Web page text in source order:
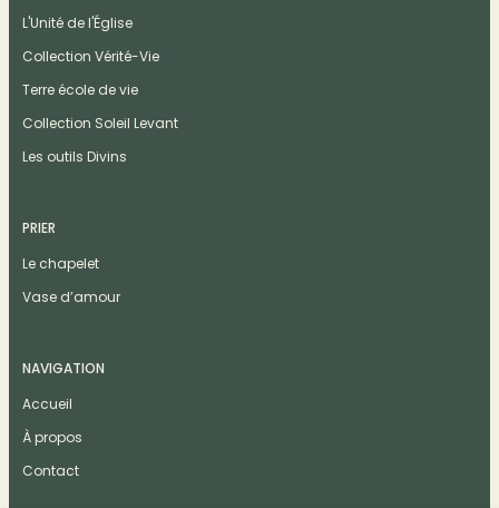
L'Unité de l'Église
Collection Vérité-Vie
Terre école de vie
Collection Soleil Levant
Les outils Divins
PRIER
Le chapelet
Vase d’amour
NAVIGATION
Accueil
À propos
Contact